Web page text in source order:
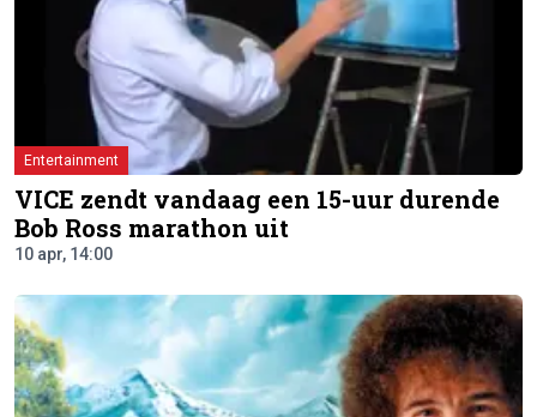
Entertainment
VICE zendt vandaag een 15-uur durende
Bob Ross marathon uit
10 apr, 14:00